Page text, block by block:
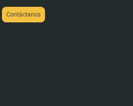
Contáctanos